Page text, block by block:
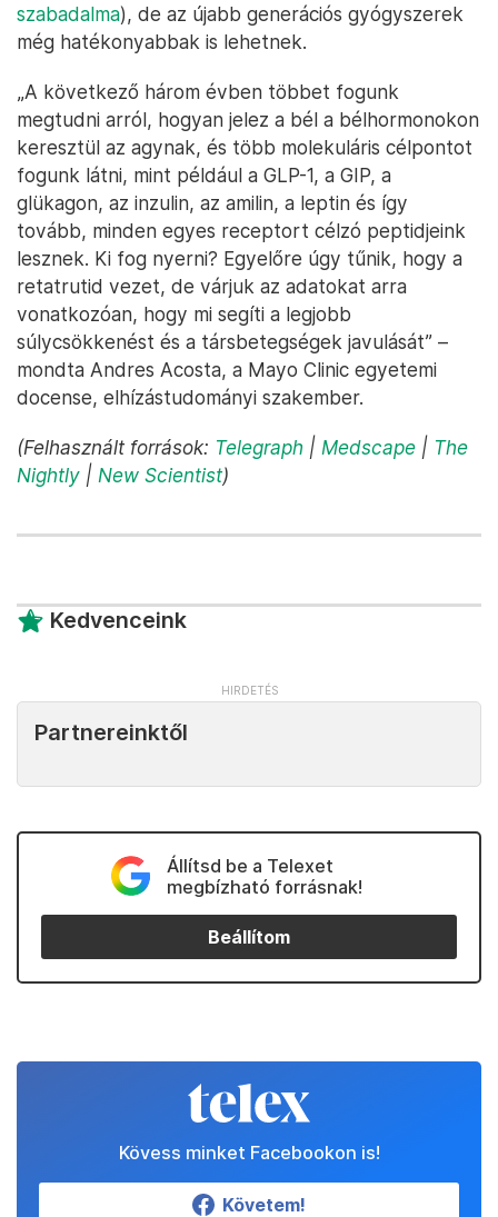
szabadalma), de az újabb generációs gyógyszerek
még hatékonyabbak is lehetnek.
„A következő három évben többet fogunk
megtudni arról, hogyan jelez a bél a bélhormonokon
keresztül az agynak, és több molekuláris célpontot
fogunk látni, mint például a GLP-1, a GIP, a
glükagon, az inzulin, az amilin, a leptin és így
tovább, minden egyes receptort célzó peptidjeink
lesznek. Ki fog nyerni? Egyelőre úgy tűnik, hogy a
retatrutid vezet, de várjuk az adatokat arra
vonatkozóan, hogy mi segíti a legjobb
súlycsökkenést és a társbetegségek javulását” –
mondta Andres Acosta, a Mayo Clinic egyetemi
docense, elhízástudományi szakember.
(Felhasznált források: Telegraph | Medscape | The
Nightly | New Scientist)
Kedvenceink
Partnereinktől
Állítsd be a Telexet
megbízható forrásnak!
Beállítom
Kövess minket Facebookon is!
Követem!